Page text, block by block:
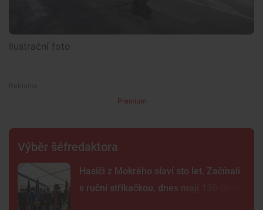
Ilustrační foto
Premium
Výběr šéfredaktora
Hasiči z Mokrého slaví sto let. Začínali
s ruční stříkačkou, dnes mají 130 členů